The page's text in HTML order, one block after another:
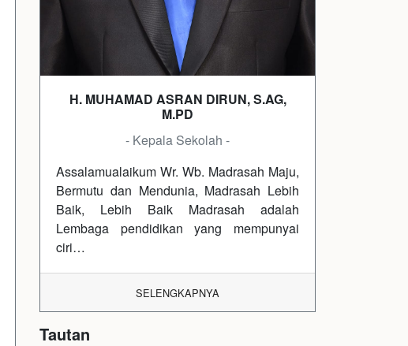
H. MUHAMAD ASRAN DIRUN, S.AG,
M.PD
- Kepala Sekolah -
Assalamualaikum Wr. Wb. Madrasah Maju,
Bermutu dan Mendunia, Madrasah Lebih
Baik, Lebih Baik Madrasah adalah
Lembaga pendidikan yang mempunyai
ciri…
SELENGKAPNYA
Tautan